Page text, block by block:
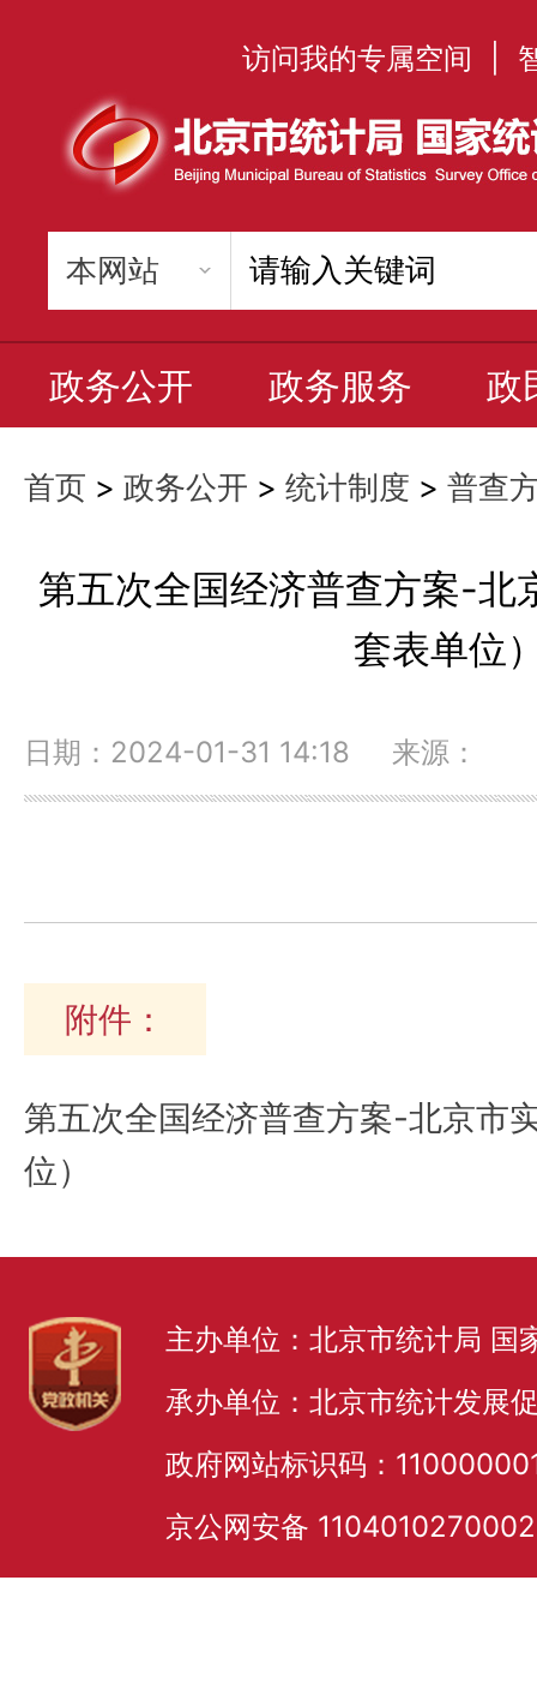
访问我的专属空间
政务公开 政务服务 政
首页 > 政务公开 > 统计制度 > 普查
第五次全国经济普查方案-北
套表单位
日期：2024-01-31 14:18 来源：
附件：
第五次全国经济普查方案-北京市
位）
主办单位：北京市统计局 国
承办单位：北京市统计发展
政府网站标识码：
京公网安备